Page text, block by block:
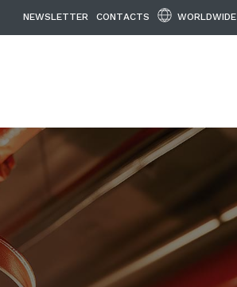
NEWSLETTER CONTACTS WORLDWIDE